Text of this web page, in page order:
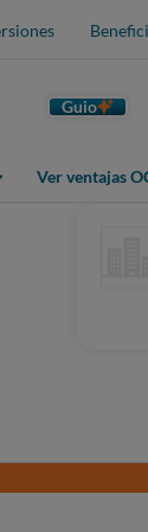
Guio
Ver ventajas